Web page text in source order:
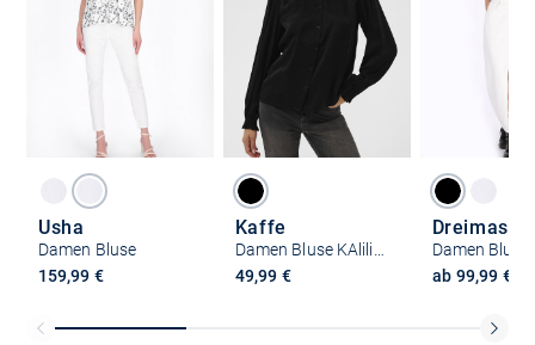
Usha
Damen Bluse
159,99 €
Kaffe
49,99 €
Dreimaster
Damen Bluse
ab 99,99 €